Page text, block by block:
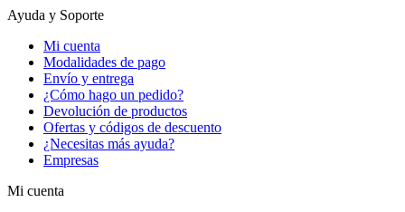
Ayuda y Soporte
Mi cuenta
Modalidades de pago
Envío y entrega
¿Cómo hago un pedido?
Devolución de productos
Ofertas y códigos de descuento
¿Necesitas más ayuda?
Empresas
Mi cuenta